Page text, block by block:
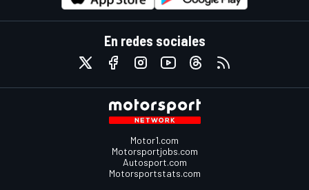
En redes sociales
Motor1.com
Motorsportjobs.com
Autosport.com
Motorsportstats.com